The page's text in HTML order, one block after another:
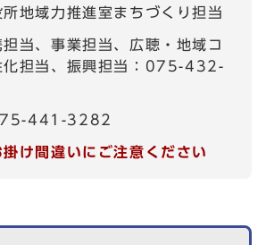
所地域力推進室まちづくり担当
当、事業担当、広聴・地域コ
化担当、振興担当：075-432-
441-3282
け間違いにご注意ください